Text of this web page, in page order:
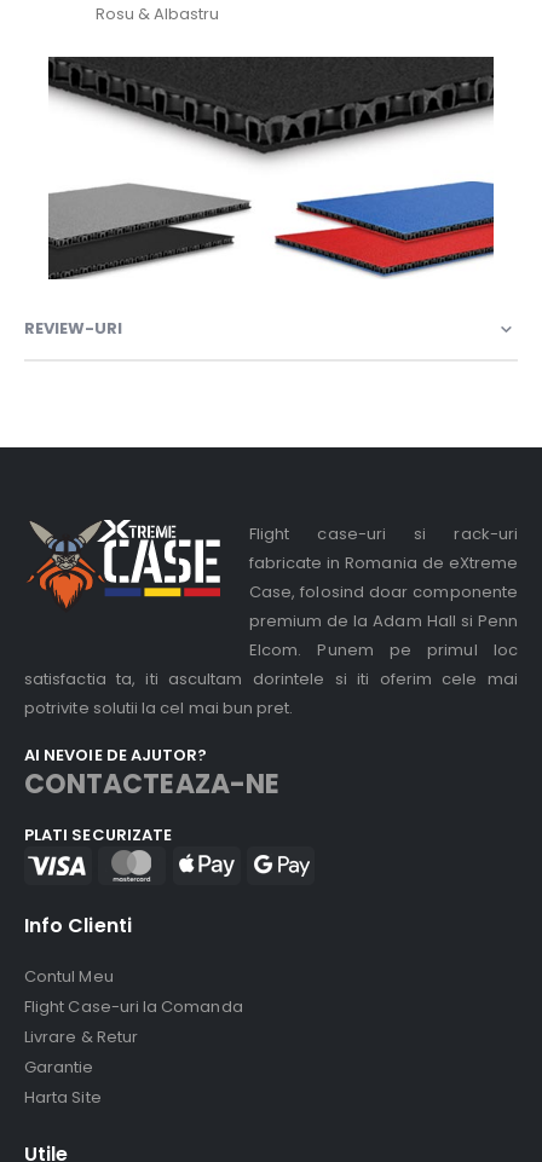
Rosu & Albastru
REVIEW-URI
Flight case-uri si rack-uri
fabricate in Romania de eXtreme
Case, folosind doar componente
premium de la Adam Hall si Penn
Elcom. Punem pe primul loc
satisfactia ta, iti ascultam dorintele si iti oferim cele mai
potrivite solutii la cel mai bun pret.
AI NEVOIE DE AJUTOR?
CONTACTEAZA-NE
PLATI SECURIZATE
Info Clienti
Contul Meu
Flight Case-uri la Comanda
Livrare & Retur
Garantie
Harta Site
Utile